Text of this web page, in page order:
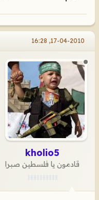
17-04-2010, 16:28
kholio5
قادمون يا فلسطين صبرا